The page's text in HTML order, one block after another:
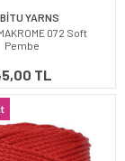
YARNS
072 Soft
Pembe
TL